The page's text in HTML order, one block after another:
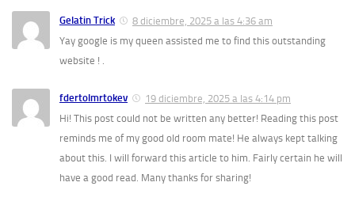
Gelatin Trick
8 diciembre, 2025 a las 4:36 am
Yay google is my queen assisted me to find this outstanding
website ! .
fdertolmrtokev
19 diciembre, 2025 a las 4:14 pm
Hi! This post could not be written any better! Reading this post
reminds me of my good old room mate! He always kept talking
about this. I will forward this article to him. Fairly certain he will
have a good read. Many thanks for sharing!